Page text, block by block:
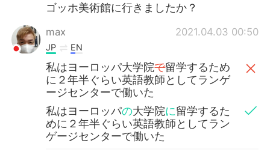
ゴッホ美術館に行きましたか？
max 2021.04.03 00:50
JP EN
私はヨーロッパ大学院で留学するため
に２年半ぐらい英語教師としてランゲ
ージセンターで働いた
私はヨーロッパの大学院に留学するた
めに２年半ぐらい英語教師としてラン
ゲージセンターで働いた